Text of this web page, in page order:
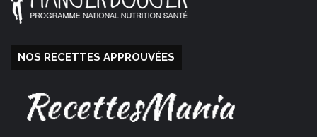
NOS RECETTES APPROUVÉES